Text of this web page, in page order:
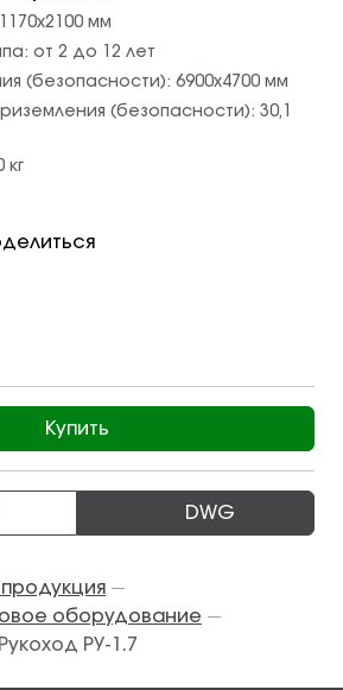
мм
от 2 до 12 лет
(безопасности): 6900х4700 мм
(безопасности): 30,1
кг
Купить
DWG
—
оборудование —
Рукоход РУ-1.7